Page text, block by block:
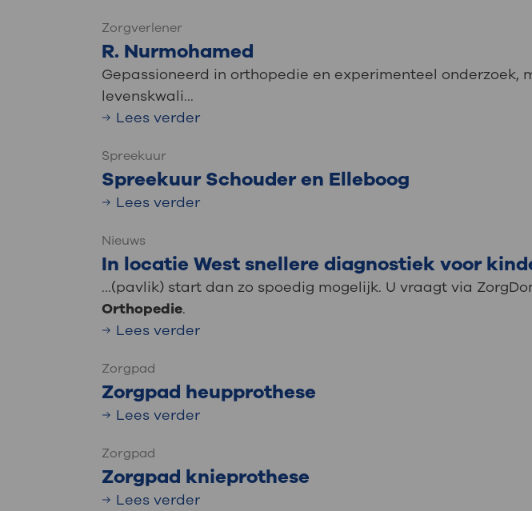
Zorgverlener
R. Nurmohamed
Gepassioneerd in orthopedie en experimenteel onderzoek,
levenskwali...
Lees verder
Spreekuur
Spreekuur Schouder en Elleboog
Lees verder
Nieuws
In locatie West snellere diagnostiek voor
...(pavlik) start dan zo spoedig mogelijk. U vraagt via
Orthopedie.
Lees verder
Zorgpad
Zorgpad heupprothese
Lees verder
Zorgpad
Zorgpad knieprothese
Lees verder